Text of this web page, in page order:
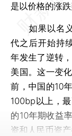
是以价格的涨跌
如果以名义
代之后开始持
年发生了逆转
美国。这一变
前，中国的10
100bp以上，
的10年期收益
资和人民币资